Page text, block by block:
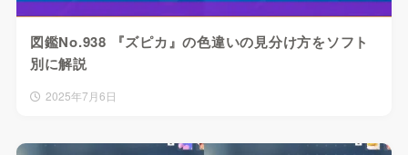
図鑑No.938 『ズピカ』の色違いの見分け方をソフト
別に解説
2025年7月6日